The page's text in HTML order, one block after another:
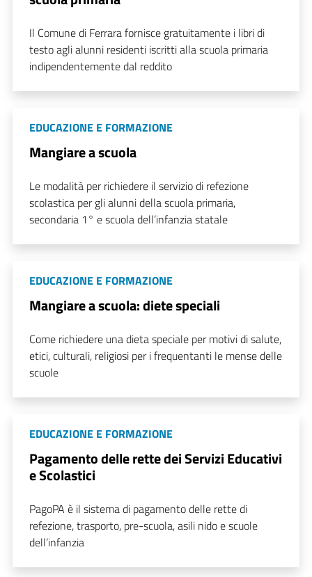
Il Comune di Ferrara fornisce gratuitamente i libri di
testo agli alunni residenti iscritti alla scuola primaria
indipendentemente dal reddito
EDUCAZIONE E FORMAZIONE
Mangiare a scuola
Le modalità per richiedere il servizio di refezione
scolastica per gli alunni della scuola primaria,
secondaria 1° e scuola dell’infanzia statale
EDUCAZIONE E FORMAZIONE
Mangiare a scuola: diete speciali
Come richiedere una dieta speciale per motivi di salute,
etici, culturali, religiosi per i frequentanti le mense delle
scuole
EDUCAZIONE E FORMAZIONE
Pagamento delle rette dei Servizi Educativi
e Scolastici
PagoPA è il sistema di pagamento delle rette di
refezione, trasporto, pre-scuola, asili nido e scuole
dell’infanzia